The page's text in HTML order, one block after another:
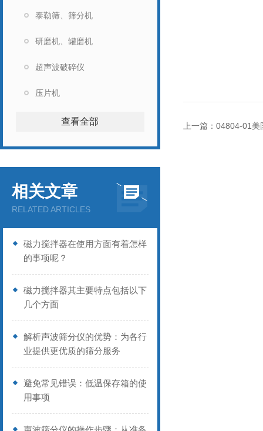
泰勒筛、筛分机
研磨机、罐磨机
超声波破碎仪
压片机
查看全部
相关文章
RELATED ARTICLES
磁力搅拌器在使用方面有着怎样
的事项呢？
磁力搅拌器其主要特点包括以下
几个方面
解析声波筛分仪的优势：为各行
业提供更优质的筛分服务
避免常见错误：低温保存箱的使
用事项
上一篇： 04804-01美